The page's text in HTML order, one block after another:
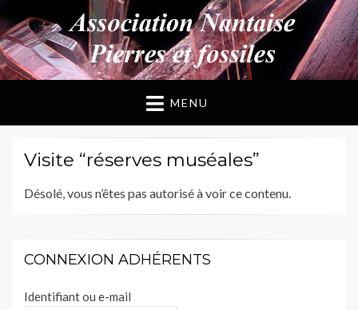
ANPF
Association Nantaise Pierres et Fossiles
MENU
Visite “réserves muséales”
Désolé, vous n’êtes pas autorisé à voir ce contenu.
CONNEXION ADHÉRENTS
Identifiant ou e-mail